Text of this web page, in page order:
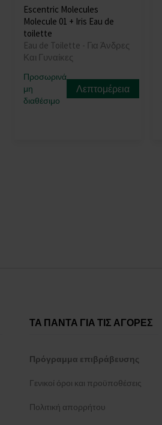
Escentric Molecules
Molecule 01 + Iris Eau de
toilette
Eau de Toilette - Για Άνδρες
Και Γυναίκες
Προσωρινά
μη
διαθέσιμο
Λεπτομέρεια
ΤΑ ΠΑΝΤΑ ΓΙΑ ΤΙΣ ΑΓΟΡΕΣ
Πρόγραμμα επιβράβευσης
Γενικοί όροι και προϋποθέσεις
Πολιτική απορρήτου